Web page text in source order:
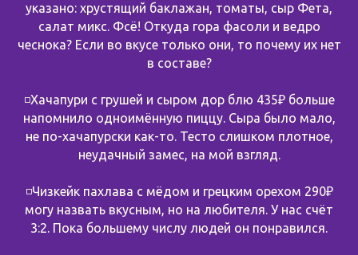
указано: хрустящий баклажан, томаты, сыр Фета,
салат микс. Фсё! Откуда гора фасоли и ведро
чеснока? Если во вкусе только они, то почему их нет
в составе?
◽️Хачапури с грушей и сыром дор блю 435₽ больше
напомнило одноимённую пиццу. Сыра было мало,
не по-хачапурски как-то. Тесто слишком плотное,
неудачный замес, на мой взгляд.
◽️Чизкейк пахлава с мёдом и грецким орехом 290₽
могу назвать вкусным, но на любителя. У нас счёт
3:2. Пока большему числу людей он понравился.